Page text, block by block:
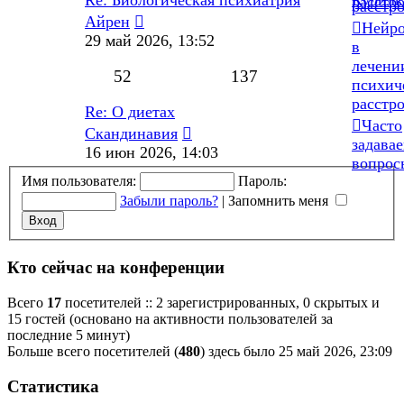
в
Часто
Айрен
к
29 май 2026, 13:52
52 137
Re: О диетах
Скандинавия
к
последнему
сообщению
16 июн 2026, 14:03
Имя пользователя:
Пароль:
Забыли пароль?
Запомнить меня
Кто сейчас на конференции
Всего 17 посетителей :: 2 зарегистрированных, 0 скрытых и
15 гостей (основано на активности пользователей за
последние 5 минут)
Больше всего посетителей (480) здесь было 25 май 2026, 23:09
Статистика